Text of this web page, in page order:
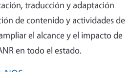
traducción y adaptación
de contenido y actividades de
el alcance y el impacto de
en todo el estado.